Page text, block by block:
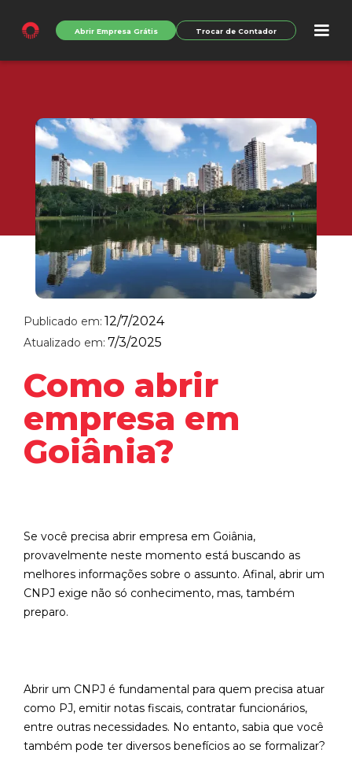
Abrir Empresa Grátis Trocar de Contador
Publicado em: 12/7/2024
Atualizado em: 7/3/2025
Como abrir
empresa em
Goiânia?
Se você precisa abrir empresa em Goiânia,
provavelmente neste momento está buscando as
melhores informações sobre o assunto. Afinal, abrir um
CNPJ exige não só conhecimento, mas, também
preparo.
Abrir um CNPJ é fundamental para quem precisa atuar
como PJ, emitir notas fiscais, contratar funcionários,
entre outras necessidades. No entanto, sabia que você
também pode ter diversos benefícios ao se formalizar?